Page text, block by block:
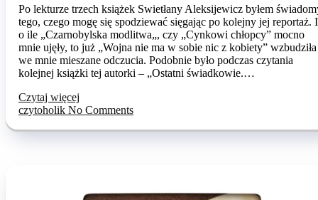
Po lekturze trzech książek Swietłany Aleksijewicz byłem
tego, czego mogę się spodziewać sięgając po kolejny jej reportaż. I
o ile „Czarnobylska modlitwa„, czy „Cynkowi chłopcy” mocno
mnie ujęły, to już „Wojna nie ma w sobie nic z kobiety” wzbudziła
we mnie mieszane odczucia. Podobnie było podczas czytania
kolejnej książki tej autorki – „Ostatni świadkowie.…
Czytaj więcej
czytoholik No Comments